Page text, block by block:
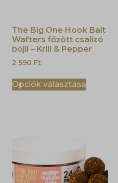
The Big One Hook Bait
Wafters főzött csalizó
bojli – Krill & Pepper
2 590 Ft
Opciók választása